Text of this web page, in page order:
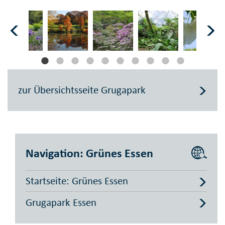
zur Übersichtsseite Grugapark
Navigation: Grünes Essen
Startseite: Grünes Essen
Grugapark Essen